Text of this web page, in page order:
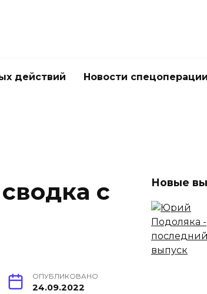
действий Новости спецоперации
с
ОПУБЛИКОВАНО
24.09.2022
Новые